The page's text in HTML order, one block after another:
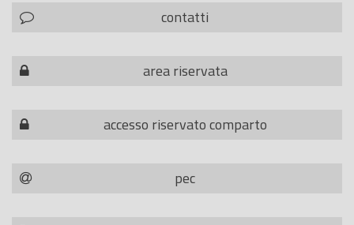
contatti
area riservata
accesso riservato comparto
pec